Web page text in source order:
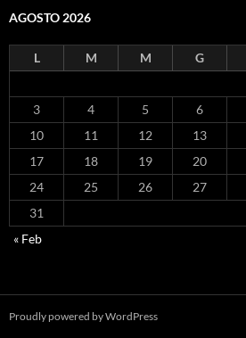
AGOSTO 2026
L M M G
3
4 5 6
10
11 12 13
17
18 19 20
24
25 26 27
31
« Feb
Proudly powered by WordPress